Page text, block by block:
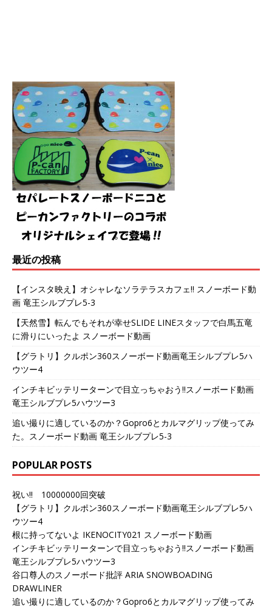
最近の投稿
【インスタ映え】オシャレなソラテラスカフェ!! スノーボード動
画 竜王シルブプレ5-3
【天然雪】転んでもそれが幸せSLIDE LINEスタッフで白馬五竜
に滑りにいったよ スノーボード動画
【グラトリ】クルポン360スノーボード動画竜王シルブプレ5ハ
ウツー4
インチキビッテリーターンで目立っちゃおう!!スノーボード動画
竜王シルブプレ5ハウツー3
追い撮りに適しているのか？Gopro6とカルマグリップ使ってみ
た。スノーボード動画 竜王シルブプレ5-3
POPULAR POSTS
祝い!! 10000000回突破
【グラトリ】クルポン360スノーボード動画竜王シルブプレ5ハ
ウツー4
根に持ってないよ IKENOCITY021 スノーボード動画
インチキビッテリーターンで目立っちゃおう!!スノーボード動画
竜王シルブプレ5ハウツー3
谷口尊人のスノーボード批評 ARIA SNOWBOADING
DRAWLINER
追い撮りに適しているのか？Gopro6とカルマグリップ使ってみ